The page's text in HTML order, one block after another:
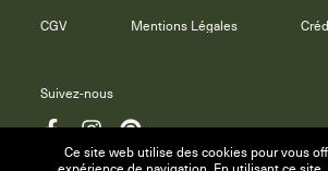
Suivez-nous
CGV Mentions Légales
Ce site web utilise des cookies pour vous